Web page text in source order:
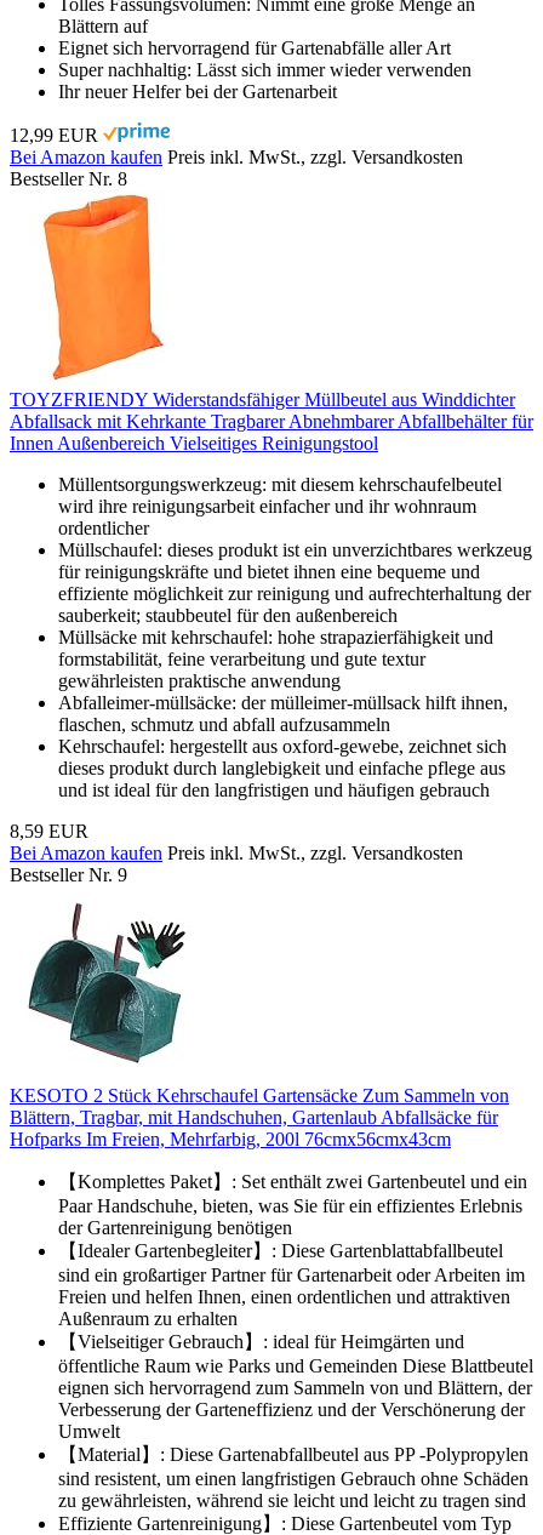
Blättern auf
Eignet sich hervorragend für Gartenabfälle aller Art
Super nachhaltig: Lässt sich immer wieder verwenden
Ihr neuer Helfer bei der Gartenarbeit
12,99 EUR
Bei Amazon kaufen Preis inkl. MwSt., zzgl. Versandkosten
Bestseller Nr. 8
TOYZFRIENDY Widerstandsfähiger Müllbeutel aus Winddichter
Abfallsack mit Kehrkante Tragbarer Abnehmbarer Abfallbehälter für
Innen Außenbereich Vielseitiges Reinigungstool
Müllentsorgungswerkzeug: mit diesem kehrschaufelbeutel
wird ihre reinigungsarbeit einfacher und ihr wohnraum
ordentlicher
Müllschaufel: dieses produkt ist ein unverzichtbares werkzeug
für reinigungskräfte und bietet ihnen eine bequeme und
effiziente möglichkeit zur reinigung und aufrechterhaltung der
sauberkeit; staubbeutel für den außenbereich
Müllsäcke mit kehrschaufel: hohe strapazierfähigkeit und
formstabilität, feine verarbeitung und gute textur
gewährleisten praktische anwendung
Abfalleimer-müllsäcke: der mülleimer-müllsack hilft ihnen,
flaschen, schmutz und abfall aufzusammeln
Kehrschaufel: hergestellt aus oxford-gewebe, zeichnet sich
dieses produkt durch langlebigkeit und einfache pflege aus
und ist ideal für den langfristigen und häufigen gebrauch
8,59 EUR
Bei Amazon kaufen Preis inkl. MwSt., zzgl. Versandkosten
Bestseller Nr. 9
KESOTO 2 Stück Kehrschaufel Gartensäcke Zum Sammeln von
Blättern, Tragbar, mit Handschuhen, Gartenlaub Abfallsäcke für
Hofparks Im Freien, Mehrfarbig, 200l 76cmx56cmx43cm
【Komplettes Paket】: Set enthält zwei Gartenbeutel und ein
Paar Handschuhe, bieten, was Sie für ein effizientes Erlebnis
der Gartenreinigung benötigen
【Idealer Gartenbegleiter】: Diese Gartenblattabfallbeutel
sind ein großartiger Partner für Gartenarbeit oder Arbeiten im
Freien und helfen Ihnen, einen ordentlichen und attraktiven
Außenraum zu erhalten
【Vielseitiger Gebrauch】: ideal für Heimgärten und
öffentliche Raum wie Parks und Gemeinden Diese Blattbeutel
eignen sich hervorragend zum Sammeln von und Blättern, der
Verbesserung der Garteneffizienz und der Verschönerung der
Umwelt
【Material】: Diese Gartenabfallbeutel aus PP -Polypropylen
sind resistent, um einen langfristigen Gebrauch ohne Schäden
zu gewährleisten, während sie leicht und leicht zu tragen sind
Effiziente Gartenreinigung】: Diese Gartenbeutel vom Typ